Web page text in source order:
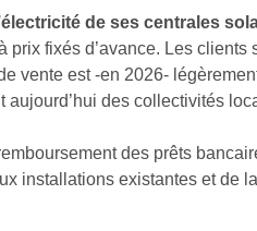
de ses centrales
prix fixés d’avance. Les
vente est -en 2026-
aujourd’hui des collectivités
des prêts
installations existantes et de